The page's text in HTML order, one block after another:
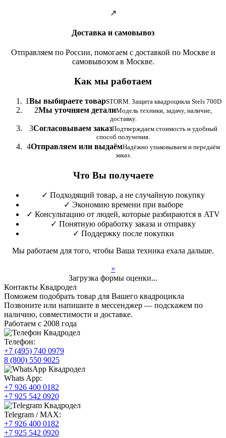
↗
Доставка и самовывоз
Отправляем по России, помогаем с доставкой по Москве и
самовывозом в Москве.
Как мы работаем
1Вы выбираете товарSTORM. Защита квадроцикла Stels 700D
2Мы уточняем деталиМодель техники, задачу, наличие,
доставку.
3Согласовываем заказПодтверждаем стоимость и удобный
способ получения.
4Отправляем или выдаёмНадёжно упаковываем и передаём
заказ.
Что Вы получаете
✓ Подходящий товар, а не случайную покупку
✓ Экономию времени при выборе
✓ Консультацию от людей, которые разбираются в ATV
✓ Понятную обработку заказа и отправку
✓ Поддержку после покупки
Мы работаем для того, чтобы Ваша техника ехала дальше.
×
Загрузка формы оценки...
Контакты Квадродел
Поможем подобрать товар для Вашего квадроцикла
Позвоните или напишите в мессенджер — подскажем по
наличию, совместимости и доставке.
Работаем с 2008 года
Телефон:
+7 (495) 740 0979
8 (800) 550 9025
Whats App:
+7 926 400 0182
+7 925 542 0920
Telegram / MAX:
+7 926 400 0182
+7 925 542 0920